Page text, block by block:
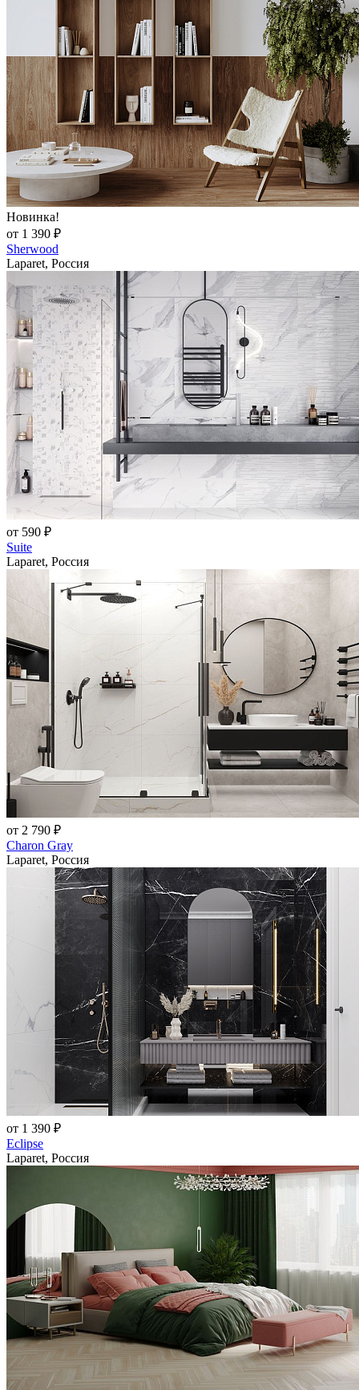
Новинка!
от 1 390 ₽
Sherwood
Laparet, Россия
от 590 ₽
Suite
Laparet, Россия
от 2 790 ₽
Charon Gray
Laparet, Россия
от 1 390 ₽
Eclipse
Laparet, Россия